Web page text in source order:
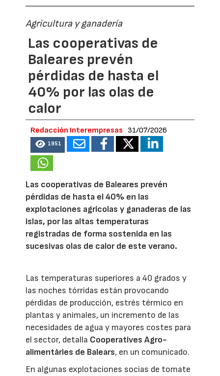
Agricultura y ganadería
Las cooperativas de
Baleares prevén
pérdidas de hasta el
40% por las olas de
calor
Redacción Interempresas 31/07/2026
1951
Las cooperativas de Baleares prevén
pérdidas de hasta el 40% en las
explotaciones agrícolas y ganaderas de las
islas, por las altas temperaturas
registradas de forma sostenida en las
sucesivas olas de calor de este verano.
Las temperaturas superiores a 40 grados y
las noches tórridas están provocando
pérdidas de producción, estrés térmico en
plantas y animales, un incremento de las
necesidades de agua y mayores costes para
el sector, detalla Cooperatives Agro-
alimentàries de Balears, en un comunicado.
En algunas explotaciones socias de tomate